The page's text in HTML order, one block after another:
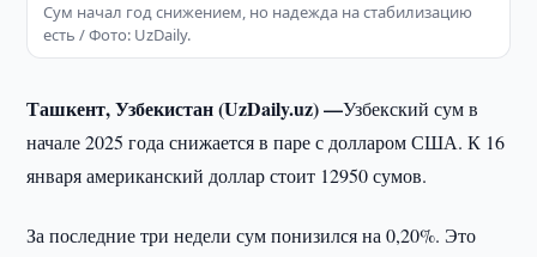
Сум начал год снижением, но надежда на стабилизацию
есть / Фото: UzDaily.
Ташкент, Узбекистан (UzDaily.uz) —Узбекский сум в
начале 2025 года снижается в паре с долларом США. К 16
января американский доллар стоит 12950 сумов.
За последние три недели сум понизился на 0,20%. Это